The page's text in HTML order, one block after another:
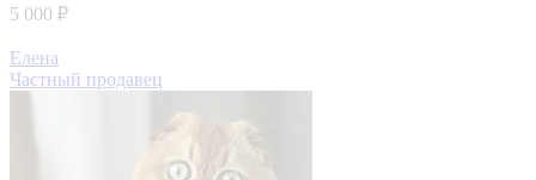
5 000 ₽
Елена
Частный продавец